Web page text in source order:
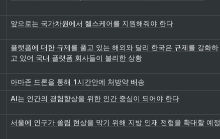
앞으로는 국가차원에서 헬스케어를 지원해줘야 한다
플랫폼에 대한 규제를 풀고 있는 해외와 달리 한국은 규제를 강화하
고 있어 국내 플랫폼 회사들이 불리한 상황
아마존 드론을 통해 1시간안에 처방약 배송
AI는 인간의 경험향상을 위한 인간 중심이 되어야 한다
서울에 인구가 쏠림 현상을 막기 위해 지방 인재 전형을 확대할 예정